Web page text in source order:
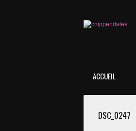
ACCUEIL
DSC_0247